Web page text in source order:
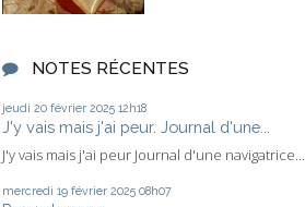
NOTES RÉCENTES
jeudi 20 février 2025 12h18
J'y vais mais j'ai peur. Journal d'une...
J'y vais mais j'ai peur Journal d'une navigatrice...
mercredi 19 février 2025 08h07